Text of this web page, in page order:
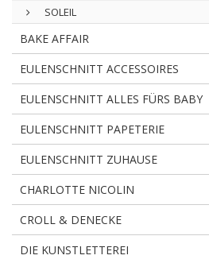
SOLEIL
BAKE AFFAIR
EULENSCHNITT ACCESSOIRES
EULENSCHNITT ALLES FÜRS BABY
EULENSCHNITT PAPETERIE
EULENSCHNITT ZUHAUSE
CHARLOTTE NICOLIN
CROLL & DENECKE
DIE KUNSTLETTEREI